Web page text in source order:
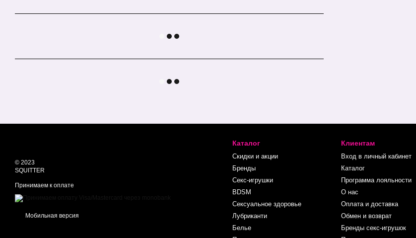
© 2023
SQUITTER
Принимаем к оплате
Мобильная версия
Каталог
Скидки и акции
Бренды
Секс-игрушки
BDSM
Сексуальное здоровье
Лубриканти
Белье
Клиентам
Вход в личный кабинет
Каталог
Программа лояльности
О нас
Оплата и доставка
Обмен и возврат
Бренды секс-игрушок